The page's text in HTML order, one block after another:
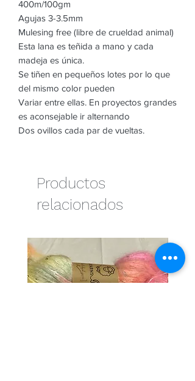
400m/100gm
Agujas 3-3.5mm
Mulesing free (libre de crueldad animal)
Esta lana es teñida a mano y cada
madeja es única.
Se tiñen en pequeños lotes por lo que
del mismo color pueden
Variar entre ellas. En proyectos grandes
es aconsejable ir alternando
Dos ovillos cada par de vueltas.
Productos
relacionados